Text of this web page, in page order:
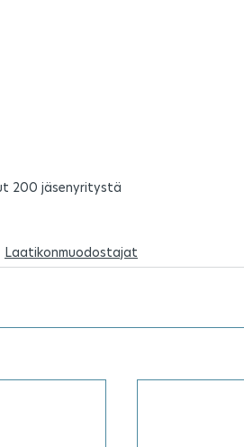
200 jäsenyritystä
Laatikonmuodostajat